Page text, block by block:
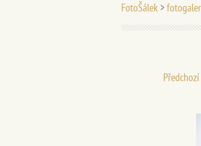
FotoŠálek >
Předchozí